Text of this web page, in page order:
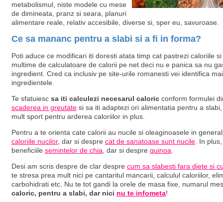
metabolismul, niste modele cu mese
de dimineata, pranz si seara, planuri
alimentare reale, relativ accesibile, diverse si, sper eu, savuroase.
Ce sa mananc pentru a slabi si a fi in forma?
Poti aduce ce modificari iti doresti atata timp cat pastrezi caloriile
multime de calculatoare de calorii pe net deci nu e panica sa nu
ingredient. Cred ca inclusiv pe site-urile romanesti vei identifica
ingredientele.
Te sfatuiesc sa iti calculezi necesarul caloric conform formulei
scaderea in greutate si sa iti adaptezi ori alimentatia pentru a
mult sport pentru arderea caloriilor in plus.
Pentru a te orienta cate calorii au nucile si oleaginoasele in
caloriile nucilor, dar si despre cat de sanatoase sunt nucile . In
beneficiile semintelor de chia , dar si despre quinoa
Desi am scris despre de clar despre cum sa slabesti fara diete si
te stresa prea mult nici pe cantaritul mancarii, calculul caloriilor,
carbohidrati etc. Nu te tot gandi la orele de masa fixe, numarul
caloric, pentru a slabi, dar nici nu te infometa!